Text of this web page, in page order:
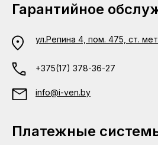
Гарантийное
ул.Репина 4, пом. 475, ст.
+375(17) 378-36-27
info@i-ven.by
Платежные